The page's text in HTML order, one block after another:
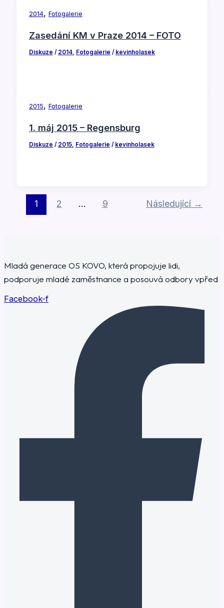
2014, Fotogalerie
Zasedání KM v Praze 2014 – FOTO
Diskuze / 2014, Fotogalerie / kevinholasek
2015, Fotogalerie
1. máj 2015 – Regensburg
Diskuze / 2015, Fotogalerie / kevinholasek
1 2 … 9 Následující →
Mladá generace OS KOVO, která propojuje lidi,
podporuje mladé zaměstnance a posouvá odbory vpřed
Facebook-f